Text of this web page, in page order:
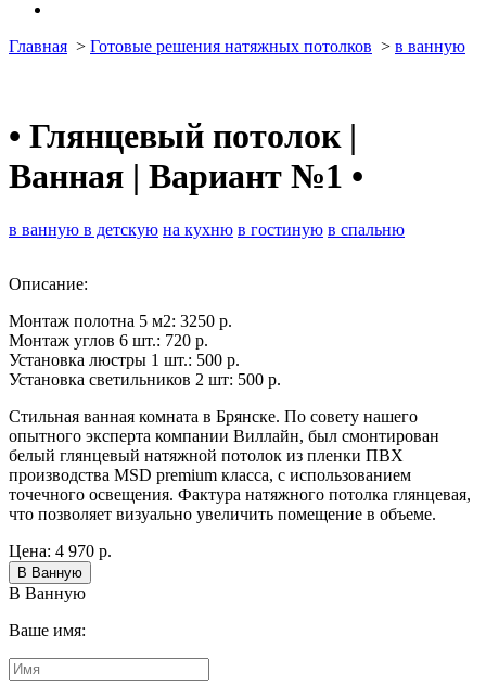
Главная > Готовые решения натяжных потолков > в ванную
• Глянцевый потолок |
Ванная | Вариант №1 •
в ванную в детскую на кухню в гостиную в спальню
Описание:
Монтаж полотна 5 м2: 3250 р.
Монтаж углов 6 шт.: 720 р.
Установка люстры 1 шт.: 500 р.
Установка светильников 2 шт: 500 р.
Стильная ванная комната в Брянске. По совету нашего
опытного эксперта компании Виллайн, был смонтирован
белый глянцевый натяжной потолок из пленки ПВХ
производства MSD premium класса, с использованием
точечного освещения. Фактура натяжного потолка глянцевая,
что позволяет визуально увеличить помещение в объеме.
Цена: 4 970 р.
В Ванную
Ваше имя: